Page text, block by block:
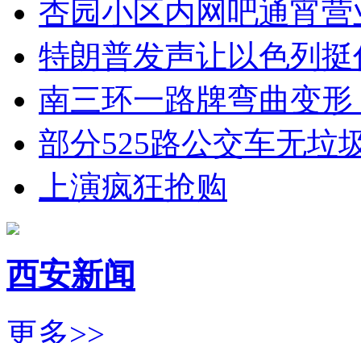
杏园小区内网吧通宵
特朗普发声让以色列挺
南三环一路牌弯曲变
部分525路公交车无垃
上演疯狂抢购
西安新闻
更多>>